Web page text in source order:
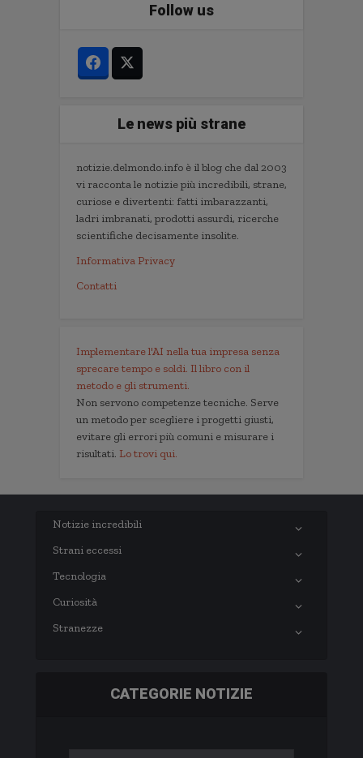
Follow us
Le news più strane
notizie.delmondo.info è il blog che dal 2003
vi racconta le notizie più incredibili, strane,
curiose e divertenti: fatti imbarazzanti,
ladri imbranati, prodotti assurdi, ricerche
scientifiche decisamente insolite.
Informativa Privacy
Contatti
Implementare l'AI nella tua impresa senza
sprecare tempo e soldi. Il libro con il
metodo e gli strumenti.
Non servono competenze tecniche. Serve
un metodo per scegliere i progetti giusti,
evitare gli errori più comuni e misurare i
risultati. Lo trovi qui.
Notizie incredibili
Strani eccessi
Tecnologia
Curiosità
Stranezze
CATEGORIE NOTIZIE